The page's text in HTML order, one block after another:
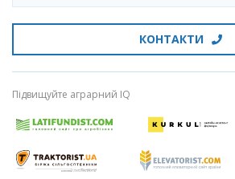
КОНТАКТИ
Підвищуйте аграрний IQ